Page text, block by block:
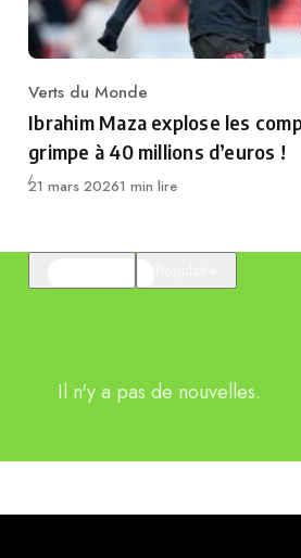
Category
Verts du Monde
Ibrahim Maza explose les
grimpe à 40 millions d’euros !
Publié
21 mars 20261 min lire
Il n'y a pas de nouvelles.